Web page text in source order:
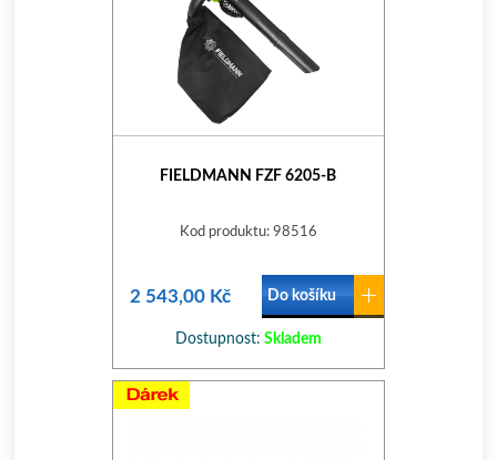
FIELDMANN FZF 6205-B
Kod produktu: 98516
2 543,00 Kč Do košíku
Dostupnost: Skladem